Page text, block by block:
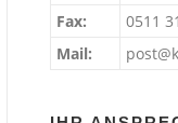
Fax:
0511
Mail: